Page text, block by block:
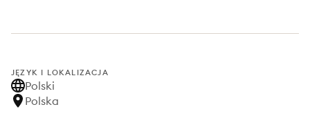
JĘZYK I LOKALIZACJA
Polski
Polska